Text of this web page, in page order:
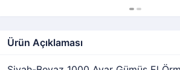
Ürün Açıklaması